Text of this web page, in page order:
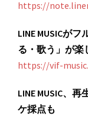
https://
LINE MUSICが
る・歌う」が楽
https://vif-
LINE MUSIC、
ケ採点も